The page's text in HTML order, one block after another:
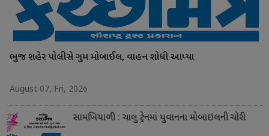
ભુજ શહેર પોલીસે ગુમ મોબાઈલ, વાહન શોધી આપ્યા
August 07, Fri, 2026
સામખિયાળી : ચાલુ ટ્રેનમાં યુવાનના મોબાઇલની ચોરી